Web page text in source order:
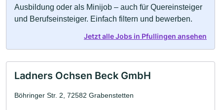
Ausbildung oder als Minijob – auch für Quereinsteiger
und Berufseinsteiger. Einfach filtern und bewerben.
Jetzt alle Jobs in Pfullingen ansehen
Ladners Ochsen Beck GmbH
Böhringer Str. 2, 72582 Grabenstetten